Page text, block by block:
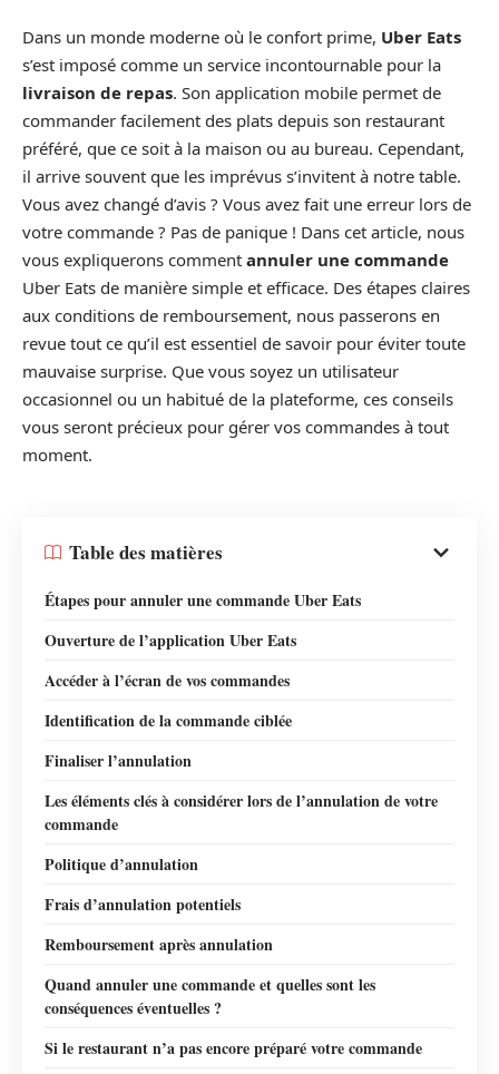
Dans un monde moderne où le confort prime, Uber Eats
s’est imposé comme un service incontournable pour la
livraison de repas. Son application mobile permet de
commander facilement des plats depuis son restaurant
préféré, que ce soit à la maison ou au bureau. Cependant,
il arrive souvent que les imprévus s’invitent à notre table.
Vous avez changé d’avis ? Vous avez fait une erreur lors de
votre commande ? Pas de panique ! Dans cet article, nous
vous expliquerons comment annuler une commande
Uber Eats de manière simple et efficace. Des étapes claires
aux conditions de remboursement, nous passerons en
revue tout ce qu’il est essentiel de savoir pour éviter toute
mauvaise surprise. Que vous soyez un utilisateur
occasionnel ou un habitué de la plateforme, ces conseils
vous seront précieux pour gérer vos commandes à tout
moment.
Table des matières
Étapes pour annuler une commande Uber Eats
Ouverture de l’application Uber Eats
Accéder à l’écran de vos commandes
Identification de la commande ciblée
Finaliser l’annulation
Les éléments clés à considérer lors de l’annulation de votre
commande
Politique d’annulation
Frais d’annulation potentiels
Remboursement après annulation
Quand annuler une commande et quelles sont les
conséquences éventuelles ?
Si le restaurant n’a pas encore préparé votre commande